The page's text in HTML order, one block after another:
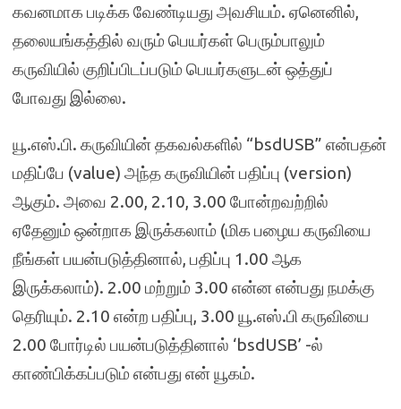
கவனமாக படிக்க வேண்டியது அவசியம். ஏனெனில்,
தலையங்கத்தில் வரும் பெயர்கள் பெரும்பாலும்
கருவியில் குறிப்பிடப்படும் பெயர்களுடன் ஒத்துப்
போவது இல்லை.
யூ.எஸ்.பி. கருவியின் தகவல்களில் “bsdUSB” என்பதன்
மதிப்பே (value) அந்த கருவியின் பதிப்பு (version)
ஆகும். அவை 2.00, 2.10, 3.00 போன்றவற்றில்
ஏதேனும் ஒன்றாக இருக்கலாம் (மிக பழைய கருவியை
நீங்கள் பயன்படுத்தினால், பதிப்பு 1.00 ஆக
இருக்கலாம்). 2.00 மற்றும் 3.00 என்ன என்பது நமக்கு
தெரியும். 2.10 என்ற பதிப்பு, 3.00 யூ.எஸ்.பி கருவியை
2.00 போர்டில் பயன்படுத்தினால் ‘bsdUSB’ -ல்
காண்பிக்கப்படும் என்பது என் யூகம்.